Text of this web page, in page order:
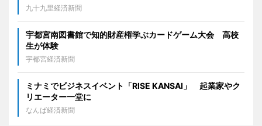
九十九里経済新聞
宇都宮南図書館で知的財産権学ぶカードゲーム大会 高校
生が体験
宇都宮経済新聞
ミナミでビジネスイベント「RISE KANSAI」 起業家やク
リエーター一堂に
なんば経済新聞